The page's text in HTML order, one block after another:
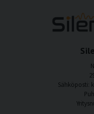
Sähköposti: